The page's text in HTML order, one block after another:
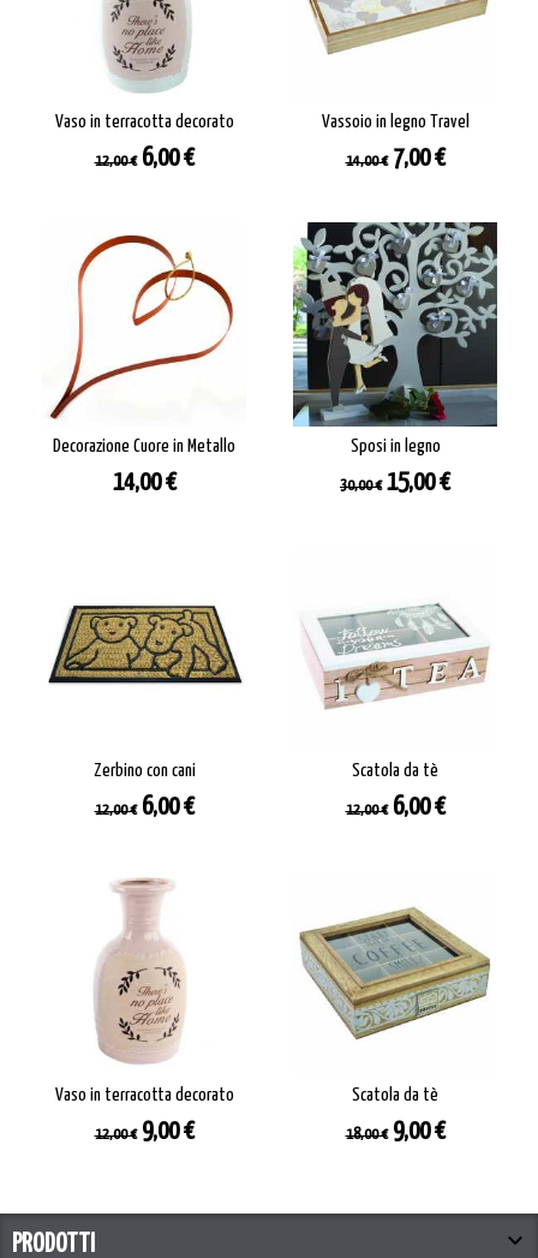
Vaso in terracotta decorato
Prezzo
12,00 € Prezzo
6,00 €
Vassoio in legno Travel
Prezzo
14,00 € Prezzo
7,00 €
Decorazione Cuore in Metallo
Prezzo
14,00 €
Sposi in legno
Prezzo
30,00 € Prezzo
15,00 €
Zerbino con cani
Prezzo
12,00 € Prezzo
6,00 €
Scatola da tè
Prezzo
12,00 € Prezzo
6,00 €
Vaso in terracotta decorato
Prezzo
12,00 € Prezzo
9,00 €
Scatola da tè
Prezzo
18,00 € Prezzo
9,00 €
PRODOTTI 